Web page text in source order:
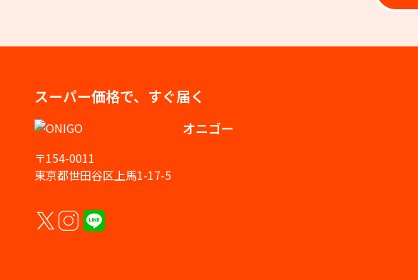
スーパー価格で、すぐ届く
オニゴー
〒154-0011
東京都世田谷区上馬1-17-5